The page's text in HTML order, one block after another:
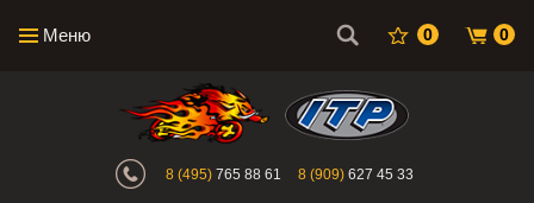
Меню 0 0
Интернет-магазин "Поросенок".
8 (495) 765 88 61 8 (909) 627 45 33